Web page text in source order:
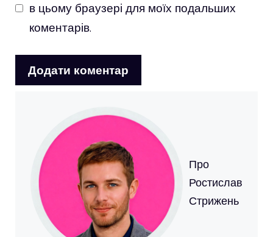
в цьому браузері для моїх подальших
коментарів.
Про
Ростислав
Стрижень